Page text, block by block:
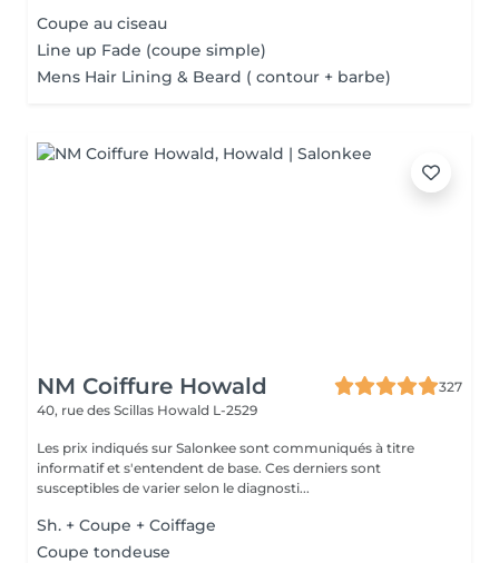
Coupe au ciseau
Line up Fade (coupe simple)
Mens Hair Lining & Beard ( contour + barbe)
NM Coiffure Howald
327
40, rue des Scillas Howald L-2529
Les prix indiqués sur Salonkee sont communiqués à titre
informatif et s'entendent de base. Ces derniers sont
susceptibles de varier selon le diagnosti...
Sh. + Coupe + Coiffage
Coupe tondeuse